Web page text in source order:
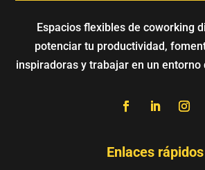
Espacios flexibles de coworking
potenciar tu productividad,
inspiradoras y trabajar en un entorno
Enlaces rápidos